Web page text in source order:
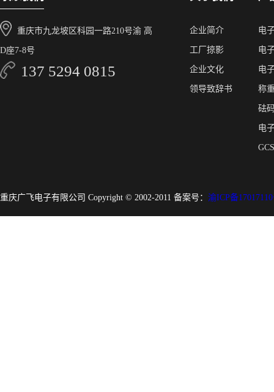
重庆市九龙坡区科园一路210号渝 高
D座7-8号
137 5294 0815
企业简介
工厂掠影
企业文化
领导致辞书
电
电
电
称
砝
电
重庆广飞电子有限公司 Copyright © 2002-2011 备案号： 渝ICP备